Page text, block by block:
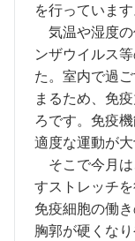
を行っています
気温や湿度の
ンザウイルス
た。室内で過
まるため、免
ろです。免疫
適度な運動が大
そこで今月は
すストレッチ
免疫細胞の働
胸郭が硬くな